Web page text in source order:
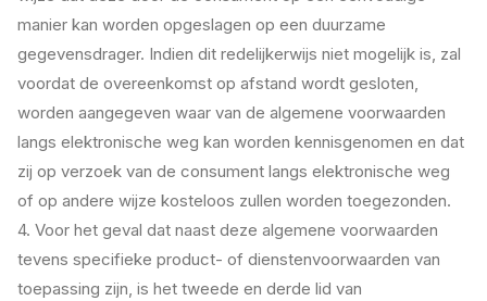
manier kan worden opgeslagen op een duurzame
gegevensdrager. Indien dit redelijkerwijs niet mogelijk is, zal
voordat de overeenkomst op afstand wordt gesloten,
worden aangegeven waar van de algemene voorwaarden
langs elektronische weg kan worden kennisgenomen en dat
zij op verzoek van de consument langs elektronische weg
of op andere wijze kosteloos zullen worden toegezonden.
4. Voor het geval dat naast deze algemene voorwaarden
tevens specifieke product- of dienstenvoorwaarden van
toepassing zijn, is het tweede en derde lid van